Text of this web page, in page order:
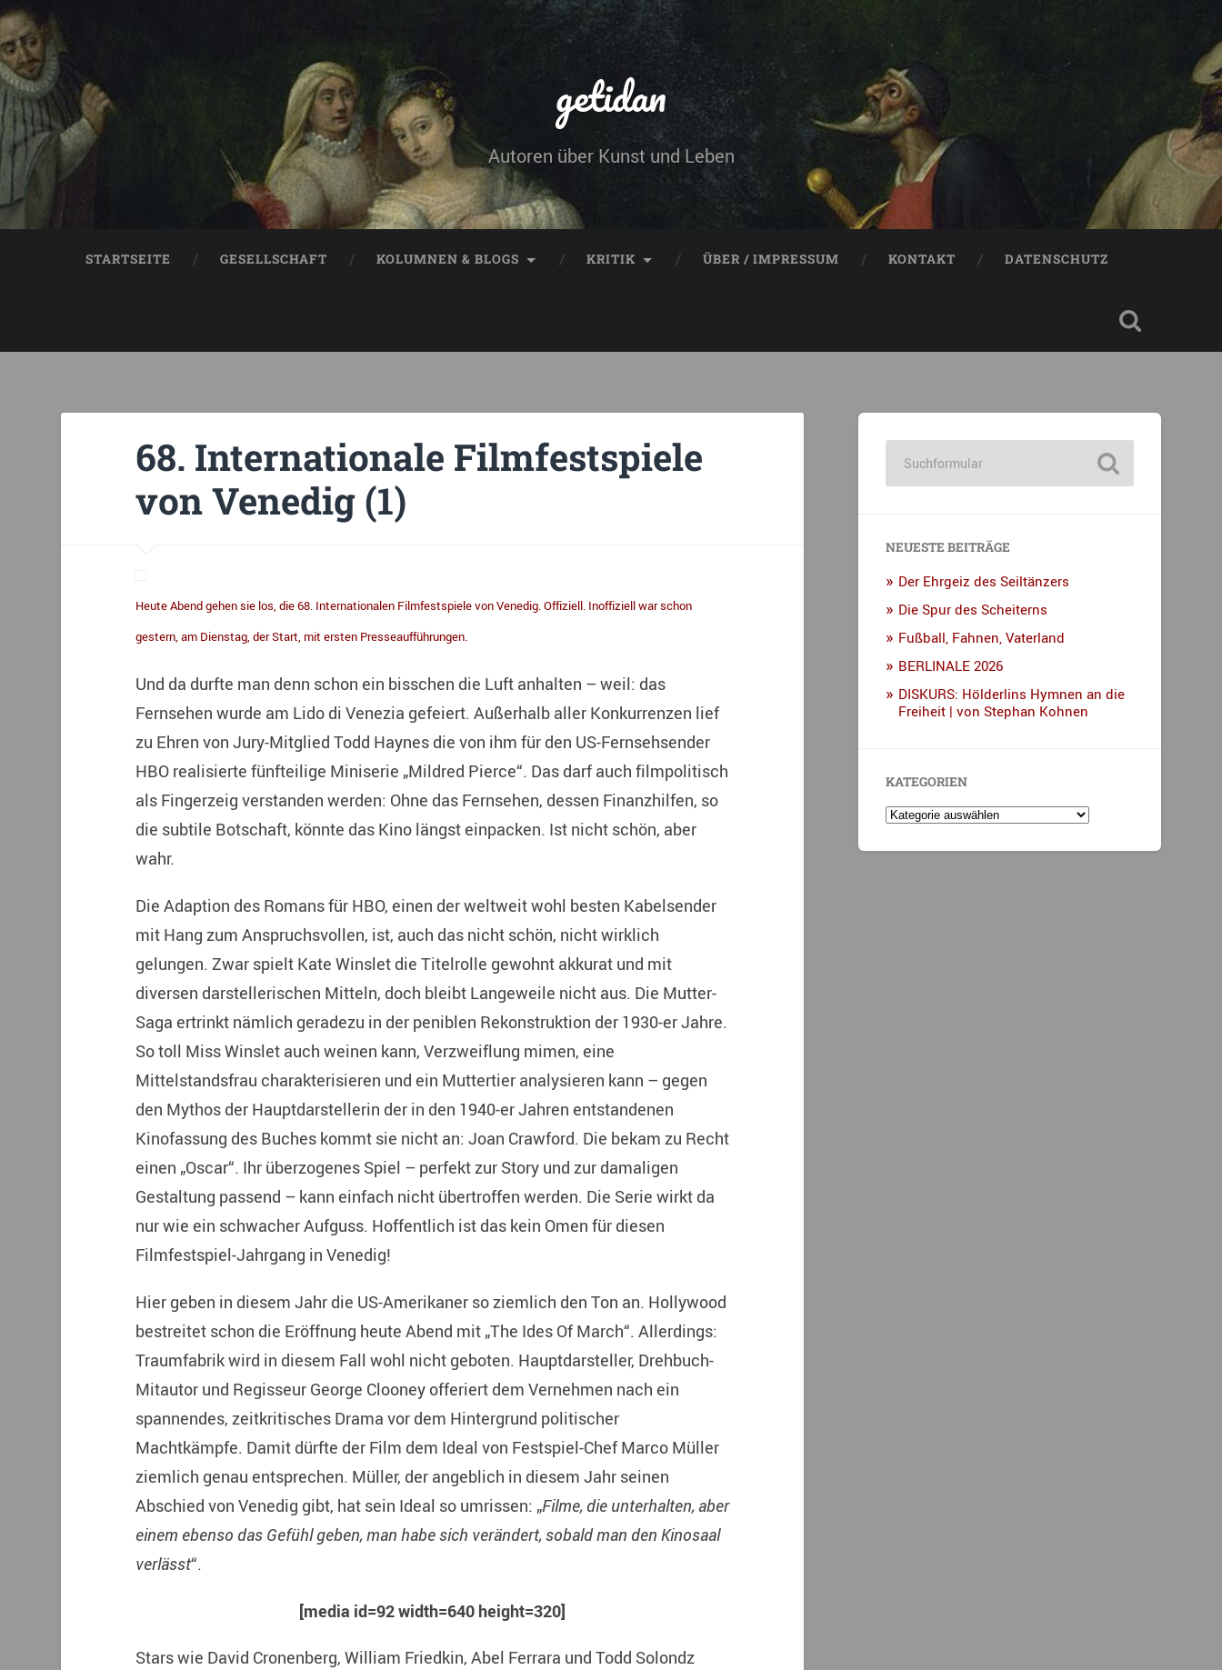
getidan
Autoren über Kunst und Leben
STARTSEITE GESELLSCHAFT KOLUMNEN & BLOGS KRITIK ÜBER / IMPRESSUM KONTAKT DATENSCHUTZ
68. Internationale Filmfestspiele
von Venedig (1)
Heute Abend gehen sie los, die 68. Internationalen Filmfestspiele von Venedig. Offiziell. Inoffiziell war schon
gestern, am Dienstag, der Start, mit ersten Presseaufführungen.
Und da durfte man denn schon ein bisschen die Luft anhalten – weil: das
Fernsehen wurde am Lido di Venezia gefeiert. Außerhalb aller Konkurrenzen lief
zu Ehren von Jury-Mitglied Todd Haynes die von ihm für den US-Fernsehsender
HBO realisierte fünfteilige Miniserie „Mildred Pierce“. Das darf auch filmpolitisch
als Fingerzeig verstanden werden: Ohne das Fernsehen, dessen Finanzhilfen, so
die subtile Botschaft, könnte das Kino längst einpacken. Ist nicht schön, aber
wahr.
Die Adaption des Romans für HBO, einen der weltweit wohl besten Kabelsender
mit Hang zum Anspruchsvollen, ist, auch das nicht schön, nicht wirklich
gelungen. Zwar spielt Kate Winslet die Titelrolle gewohnt akkurat und mit
diversen darstellerischen Mitteln, doch bleibt Langeweile nicht aus. Die Mutter-
Saga ertrinkt nämlich geradezu in der peniblen Rekonstruktion der 1930-er Jahre.
So toll Miss Winslet auch weinen kann, Verzweiflung mimen, eine
Mittelstandsfrau charakterisieren und ein Muttertier analysieren kann – gegen
den Mythos der Hauptdarstellerin der in den 1940-er Jahren entstandenen
Kinofassung des Buches kommt sie nicht an: Joan Crawford. Die bekam zu Recht
einen „Oscar“. Ihr überzogenes Spiel – perfekt zur Story und zur damaligen
Gestaltung passend – kann einfach nicht übertroffen werden. Die Serie wirkt da
nur wie ein schwacher Aufguss. Hoffentlich ist das kein Omen für diesen
Filmfestspiel-Jahrgang in Venedig!
Hier geben in diesem Jahr die US-Amerikaner so ziemlich den Ton an. Hollywood
bestreitet schon die Eröffnung heute Abend mit „The Ides Of March“. Allerdings:
Traumfabrik wird in diesem Fall wohl nicht geboten. Hauptdarsteller, Drehbuch-
Mitautor und Regisseur George Clooney offeriert dem Vernehmen nach ein
spannendes, zeitkritisches Drama vor dem Hintergrund politischer
Machtkämpfe. Damit dürfte der Film dem Ideal von Festspiel-Chef Marco Müller
ziemlich genau entsprechen. Müller, der angeblich in diesem Jahr seinen
Abschied von Venedig gibt, hat sein Ideal so umrissen: „Filme, die unterhalten, aber
einem ebenso das Gefühl geben, man habe sich verändert, sobald man den Kinosaal
verlässt“.
[media id=92 width=640 height=320]
Stars wie David Cronenberg, William Friedkin, Abel Ferrara und Todd Solondz
NEUESTE BEITRÄGE
Der Ehrgeiz des Seiltänzers
Die Spur des Scheiterns
Fußball, Fahnen, Vaterland
BERLINALE 2026
DISKURS: Hölderlins Hymnen an die
Freiheit | von Stephan Kohnen
KATEGORIEN